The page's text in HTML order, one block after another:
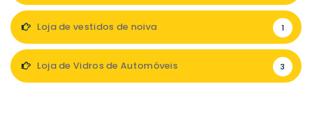
Loja de vestidos de noiva 1
Loja de Vidros de Automóveis 3